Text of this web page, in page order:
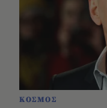
ΚΟΣΜΟΣ